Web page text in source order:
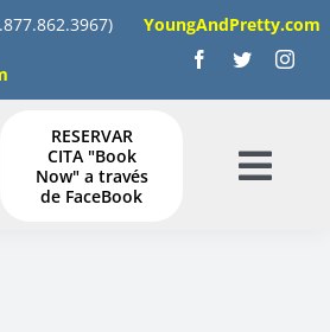
YoungAndPretty.com
RESERVAR
CITA "Book
Now" a través
de FaceBook